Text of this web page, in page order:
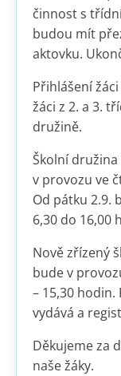
činnost s
budou mít
aktovku.
Přihlášení
žáci z 2. a 3.
družině.
Školní
v provozu ve
Od pátku 2.9.
6,30 do 16,00
Nově zřízený
bude v
– 15,30
vydává a
Děkujeme za
naše žáky.